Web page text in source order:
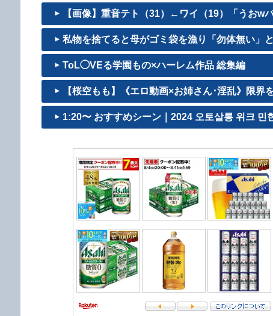
【画像】重音テト（31）←ワイ（19）「うおw
私物を捨てると母がゴミ袋を漁り「勿体無い」
ToL◯VEる学園もの×ハーレム作品 総集編
【桜空もも】《エロ動画×お姉さん･淫乱》限界
1:20〜 おすすめシーン｜2024 오토살롱 위크 민